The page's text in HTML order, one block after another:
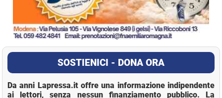
SOSTIENICI - DONA ORA
Da anni Lapressa.it offre una informazione indipendente
ai lettori, senza nessun finanziamento pubblico. La